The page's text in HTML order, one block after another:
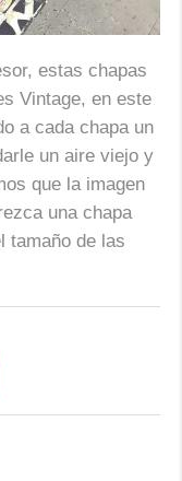
estas chapas
Vintage, en este
a cada chapa un
un aire viejo y
que la imagen
una chapa
tamaño de las